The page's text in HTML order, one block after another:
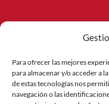
Para ofrecer las mejores
para almacenar y/o acceder a
de estas tecnologías nos
navegación o las
Canal de
Aviso legal